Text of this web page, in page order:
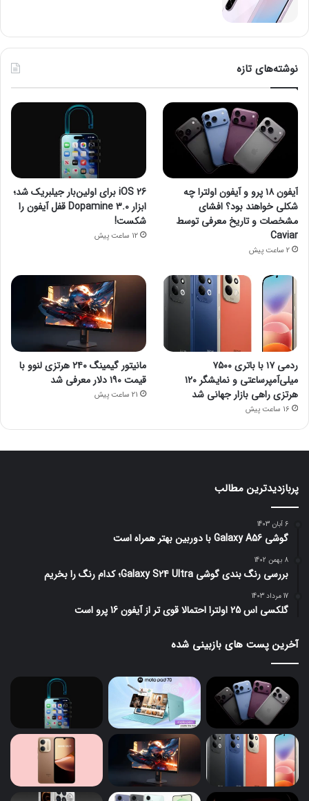
نوشته‌های تازه
آیفون ۱۸ پرو و آیفون اولترا چه
شکلی خواهند بود؟ افشای
مشخصات و تاریخ معرفی توسط
Caviar
2 ساعت پیش
iOS 26 برای اولین‌بار جیلبریک شد؛
ابزار Dopamine 3.0 قفل آیفون را
شکست!
12 ساعت پیش
ردمی ۱۷ با باتری ۷۵۰۰
میلی‌آمپرساعتی و نمایشگر ۱۲۰
هرتزی راهی بازار جهانی شد
16 ساعت پیش
مانیتور گیمینگ ۲۴۰ هرتزی لنوو با
قیمت ۱۹۰ دلار معرفی شد
21 ساعت پیش
پربازدیدترین مطالب
6 آبان 1403
گوشی Galaxy A56 با دوربین بهتر همراه است
8 بهمن 1402
بررسی رنگ بندی گوشی Galaxy S24 Ultra؛ کدام رنگ را بخریم
17 مرداد 1403
گلکسی اس 25 اولترا احتمالا قوی تر از آیفون 16 پرو است
آخرین پست های بازبینی شده